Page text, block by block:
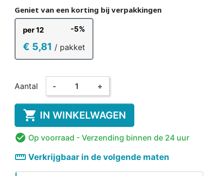
Geniet van een korting bij verpakkingen
per 12 -5%
€ 5,81 / pakket
Aantal - +
 IN WINKELWAGEN
 Op voorraad - Verzending binnen de 24 uur
straighten Verkrijgbaar in de volgende maten